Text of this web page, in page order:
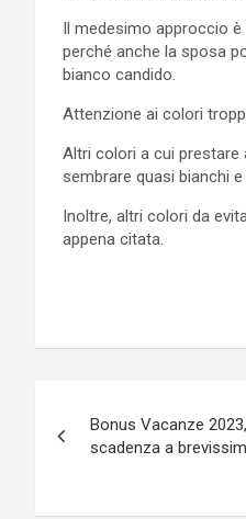
Il medesimo approccio
perché anche la sposa
bianco candido.
Attenzione ai colori
Altri colori a cui prestare
sembrare quasi bianchi
Inoltre, altri colori da
appena citata.
articoli
Bonus Vacanze
scadenza a